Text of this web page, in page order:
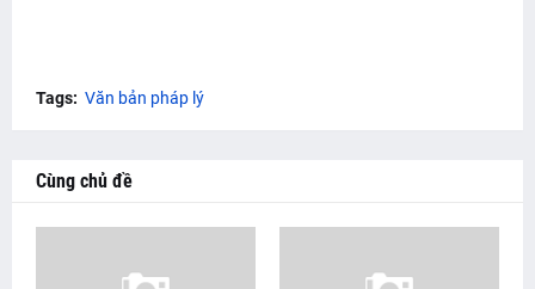
Tags: Văn bản pháp lý
Cùng chủ đề